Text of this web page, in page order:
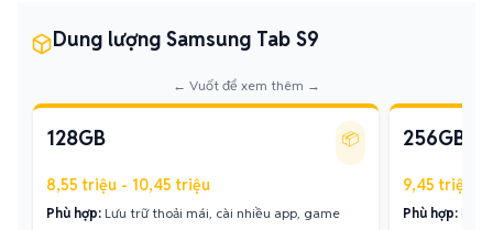
Dung lượng Samsung Tab S9
← Vuốt để xem thêm →
128GB 📦
8,55 triệu - 10,45 triệu
Phù hợp: Lưu trữ thoải mái, cài nhiều app, game
256GB
9,45 triệu -
Phù hợp: